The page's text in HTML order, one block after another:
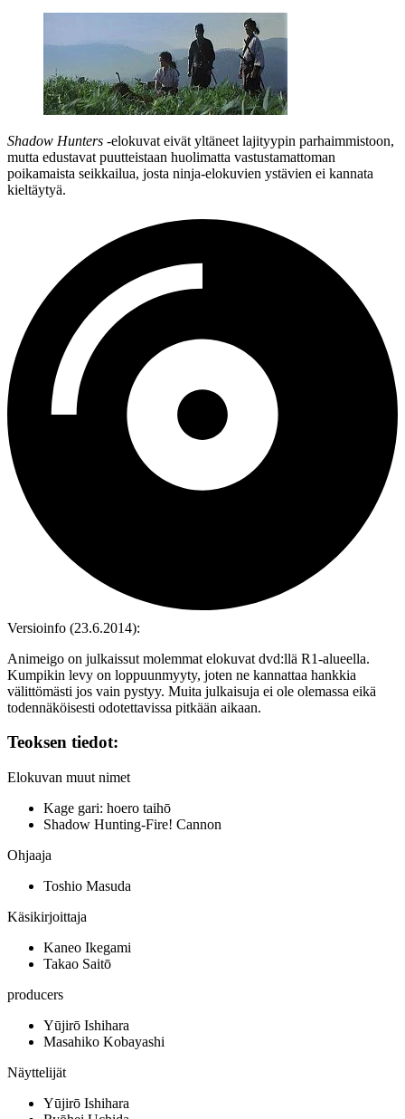
Shadow Hunters ‑elokuvat eivät yltäneet lajityypin parhaimmistoon,
mutta edustavat puutteistaan huolimatta vastustamattoman
poikamaista seikkailua, josta ninja‑elokuvien ystävien ei kannata
kieltäytyä.
Versioinfo (23.6.2014):
Animeigo on julkaissut molemmat elokuvat dvd:llä R1-alueella.
Kumpikin levy on loppuunmyyty, joten ne kannattaa hankkia
välittömästi jos vain pystyy. Muita julkaisuja ei ole olemassa eikä
todennäköisesti odotettavissa pitkään aikaan.
Teoksen tiedot:
Elokuvan muut nimet
Kage gari: hoero taihō
Shadow Hunting-Fire! Cannon
Ohjaaja
Toshio Masuda
Käsikirjoittaja
Kaneo Ikegami
Takao Saitō
producers
Yūjirō Ishihara
Masahiko Kobayashi
Näyttelijät
Yūjirō Ishihara